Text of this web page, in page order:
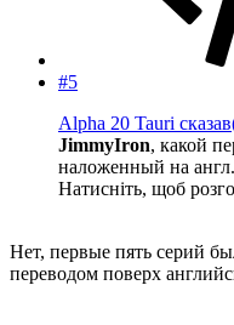
#5
Alpha 20 Tauri
JimmyIron, какой
наложенный на
Натисніть, щоб
Нет, первые пять серий
переводом поверх